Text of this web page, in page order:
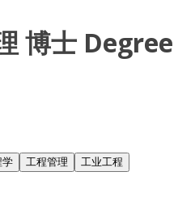
博士 Degree
学 工程管理
工业工程